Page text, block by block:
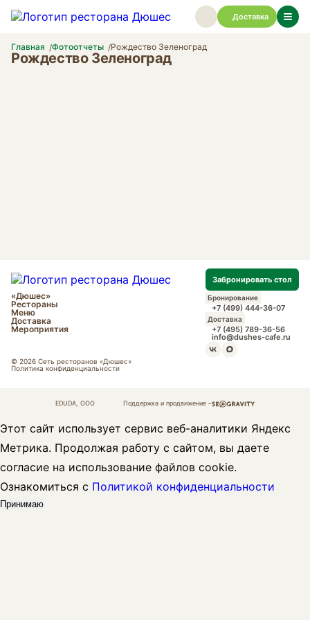
Доставка
Главная Фотоотчеты Рождество Зеленоград
Рождество Зеленоград
Забронировать стол
«Дюшес»
Рестораны
Меню
Доставка
Мероприятия
Бронирование
+7 (499) 444-36-07
Доставка
+7 (495) 789-36-56
info@dushes-cafe.ru
© 2026 Сеть ресторанов «Дюшес»
Политика конфиденциальности
EDUDA, OOO Поддержка и продвижение –
Этот сайт использует сервис веб-аналитики Яндекс
Метрика. Продолжая работу с сайтом, вы даете
согласие на использование файлов cookie.
Ознакомиться с Политикой конфиденциальности
Принимаю